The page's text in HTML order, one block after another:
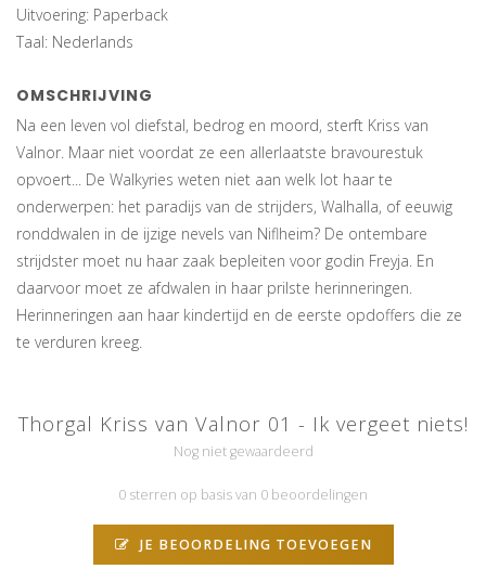
Uitvoering: Paperback
Taal: Nederlands
OMSCHRIJVING
Na een leven vol diefstal, bedrog en moord, sterft Kriss van
Valnor. Maar niet voordat ze een allerlaatste bravourestuk
opvoert... De Walkyries weten niet aan welk lot haar te
onderwerpen: het paradijs van de strijders, Walhalla, of eeuwig
ronddwalen in de ijzige nevels van Niflheim? De ontembare
strijdster moet nu haar zaak bepleiten voor godin Freyja. En
daarvoor moet ze afdwalen in haar prilste herinneringen.
Herinneringen aan haar kindertijd en de eerste opdoffers die ze
te verduren kreeg.
Thorgal Kriss van Valnor 01 - Ik vergeet niets!
Nog niet gewaardeerd
0 sterren op basis van 0 beoordelingen
JE BEOORDELING TOEVOEGEN